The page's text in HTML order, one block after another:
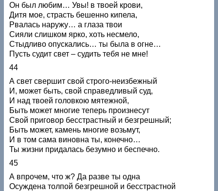
Он был любим… Увы! в твоей крови,
Дитя мое, страсть бешенно кипела,
Рвалась наружу… а глаза твои
Сияли слишком ярко, хоть несмело,
Стыдливо опускались… ты была в огне…
Пусть судит свет – судить тебя не мне!
44
А свет свершит свой строго-неизбежный
И, может быть, свой справедливый суд,
И над твоей головкою мятежной,
Быть может многие теперь произнесут
Свой приговор бесстрастный и безгрешный;
Быть может, камень многие возьмут,
И в том сама виновна ты, конечно…
Ты жизни придалась безумно и беспечно.
45
А впрочем, что ж? Да разве ты одна
Осуждена толпой безгрешной и бесстрастной